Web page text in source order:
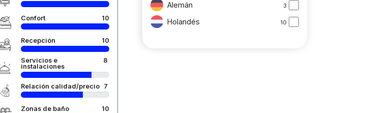
Confort 10
Recepción 10
Servicios e
instalaciones
8
Relación calidad/precio 7
Zonas de baño 10
Alemán 3
Holandés 10